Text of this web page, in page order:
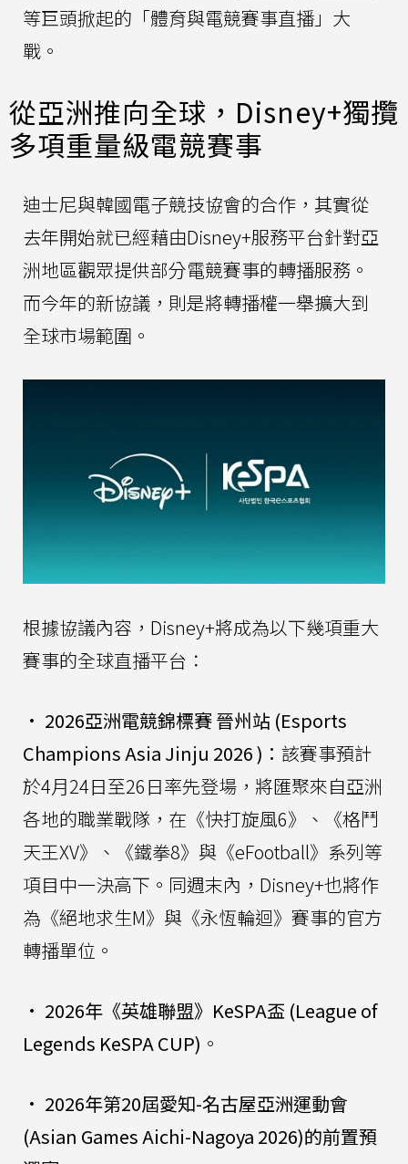
等巨頭掀起的「體育與電競賽事直播」大
戰。
從亞洲推向全球，Disney+獨攬
多項重量級電競賽事
迪士尼與韓國電子競技協會的合作，其實從
去年開始就已經藉由Disney+服務平台針對亞
洲地區觀眾提供部分電競賽事的轉播服務。
而今年的新協議，則是將轉播權一舉擴大到
全球市場範圍。
根據協議內容，Disney+將成為以下幾項重大
賽事的全球直播平台：
• 2026亞洲電競錦標賽 晉州站 (Esports
Champions Asia Jinju 2026 )： 該賽事預計
於4月24日至26日率先登場，將匯聚來自亞洲
各地的職業戰隊，在《快打旋風6》、《格鬥
天王XV》、《鐵拳8》與《eFootball》系列等
項目中一決高下。同週末內，Disney+也將作
為《絕地求生M》與《永恆輪迴》賽事的官方
轉播單位。
• 2026年《英雄聯盟》KeSPA盃 (League of
Legends KeSPA CUP) 。
• 2026年第20屆愛知-名古屋亞洲運動會
(Asian Games Aichi-Nagoya 2026)的前置預